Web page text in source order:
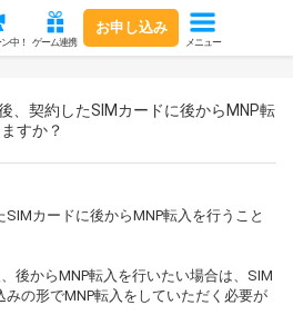
中！ ゲーム連携
お申し込み
メニュー
、契約したSIMカードに後からMNP転
すか？
カードに後からMNP転入を行うこと
後からMNP転入を行いたい場合は、SIM
みの形でMNP転入をしていただく必要が